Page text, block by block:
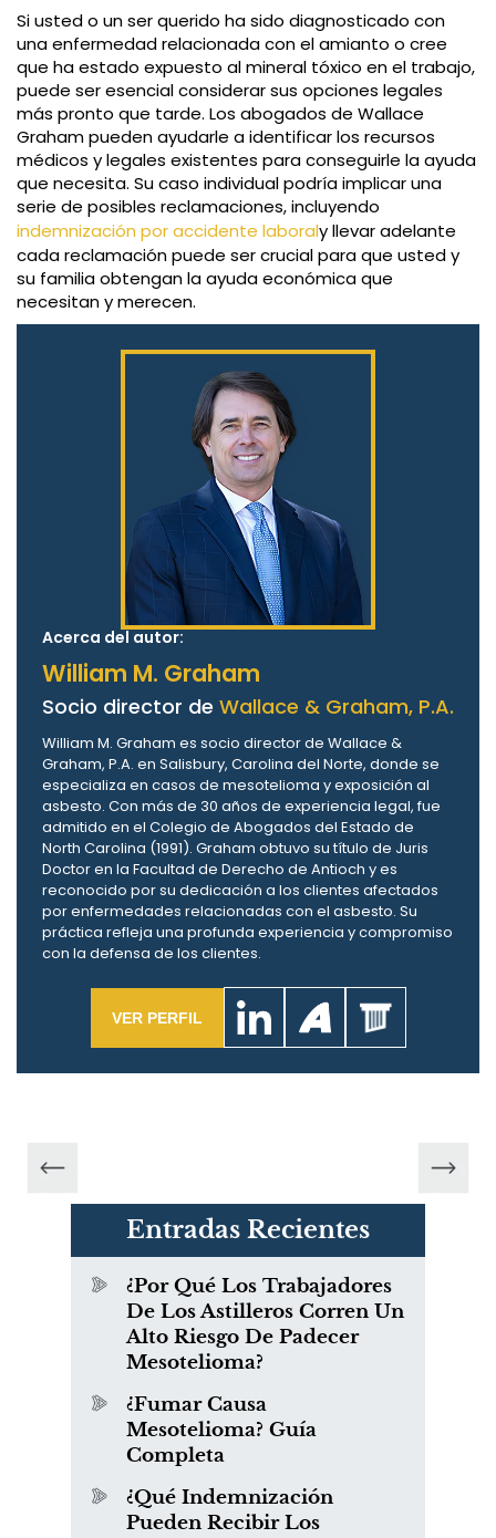
Si usted o un ser querido ha sido diagnosticado con
una enfermedad relacionada con el amianto o cree
que ha estado expuesto al mineral tóxico en el trabajo,
puede ser esencial considerar sus opciones legales
más pronto que tarde. Los abogados de Wallace
Graham pueden ayudarle a identificar los recursos
médicos y legales existentes para conseguirle la ayuda
que necesita. Su caso individual podría implicar una
serie de posibles reclamaciones, incluyendo
indemnización por accidente laboraly llevar adelante
cada reclamación puede ser crucial para que usted y
su familia obtengan la ayuda económica que
necesitan y merecen.
Acerca del autor:
William M. Graham
Socio director de Wallace & Graham, P.A.
William M. Graham es socio director de Wallace &
Graham, P.A. en Salisbury, Carolina del Norte, donde se
especializa en casos de mesotelioma y exposición al
asbesto. Con más de 30 años de experiencia legal, fue
admitido en el Colegio de Abogados del Estado de
North Carolina (1991). Graham obtuvo su título de Juris
Doctor en la Facultad de Derecho de Antioch y es
reconocido por su dedicación a los clientes afectados
por enfermedades relacionadas con el asbesto. Su
práctica refleja una profunda experiencia y compromiso
con la defensa de los clientes.
VER PERFIL
Entradas Recientes
¿Por Qué Los Trabajadores
De Los Astilleros Corren Un
Alto Riesgo De Padecer
Mesotelioma?
¿Fumar Causa
Mesotelioma? Guía
Completa
¿Qué Indemnización
Pueden Recibir Los